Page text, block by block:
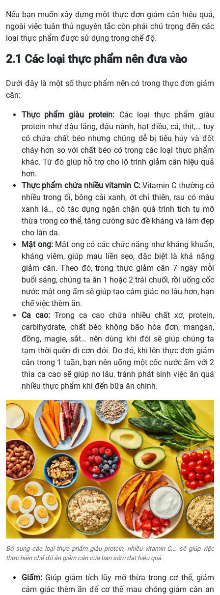
Nếu bạn muốn xây dựng một thực đơn giảm cân hiệu quả,
ngoài việc tuân thủ nguyên tắc còn phải chú trọng đến các
loại thực phẩm được sử dụng trong chế độ.
2.1 Các loại thực phẩm nên đưa vào
Dưới đây là một số thực phẩm nên có trong thực đơn giảm
cân:
Thực phẩm giàu protein: Các loại thực phẩm giàu
protein như đậu lăng, đậu nành, hạt điều, cá, thịt,… tuy
có chứa chất béo nhưng chúng dễ bị tiêu hủy và đốt
cháy hơn so với chất béo có trong các loại thực phẩm
khác. Từ đó giúp hỗ trợ cho lộ trình giảm cân hiệu quả
hơn.
Thực phẩm chứa nhiều vitamin C:Vitamin C thường có
nhiều trong ổi, bông cải xanh, ớt chỉ thiên, rau có màu
xanh lá… có tác dụng ngăn chặn quá trình tích tụ mỡ
thừa trong cơ thể, tăng cường sức đề kháng và làm đẹp
cho làn da.
Mật ong:Mật ong có các chức năng như kháng khuẩn,
kháng viêm, giúp mau liền sẹo, đặc biệt là khả năng
giảm cân. Theo đó, trong thực giảm cân 7 ngày mỗi
buổi sáng, chúng ta ăn 1 hoặc 2 trái chuối, rồi uống cốc
nước mật ong ấm sẽ giúp tạo cảm giác no lâu hơn, hạn
chế việc thèm ăn.
Ca cao: Trong ca cao chứa nhiều chất xơ, protein,
carbihydrate, chất béo không bão hòa đơn, mangan,
đồng, magie, sắt… nên dùng khi đói sẽ giúp chúng ta
tạm thời quên đi cơn đói. Do đó, khi lên thực đơn giảm
cân trong 1 tuần, bạn nên uống một cốc nước ấm với 2
thìa ca cao sẽ giúp no lâu, tránh phát sinh việc ăn quá
nhiều thực phẩm khi đến bữa ăn chính.
Bổ sung các loại thực phẩm giàu protein, nhiều vitamin C,… sẽ giúp việc
thực hiện chế độ ăn giảm cân của bạn sớm đạt hiệu quả.
Giấm: Giúp giảm tích lũy mỡ thừa trong cơ thể, giảm
cảm giác thèm ăn để cơ thể mau chóng giảm cân an